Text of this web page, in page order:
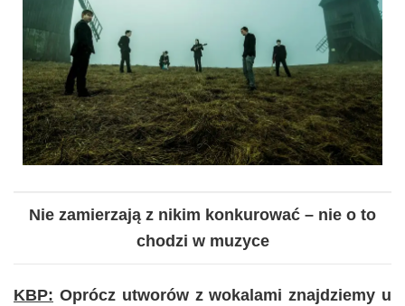
Nie zamierzają z nikim konkurować – nie o to
chodzi w muzyce
KBP: Oprócz utworów z wokalami znajdziemy u